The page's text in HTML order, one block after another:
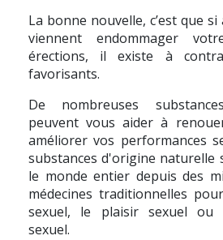
La bonne nouvelle, c’est que
viennent endommager
érections, il existe à
favorisants.
De nombreuses
peuvent vous aider à
améliorer vos performances
substances d'origine naturelle
le monde entier depuis des
médecines traditionnelles
sexuel, le plaisir sexuel ou
sexuel.